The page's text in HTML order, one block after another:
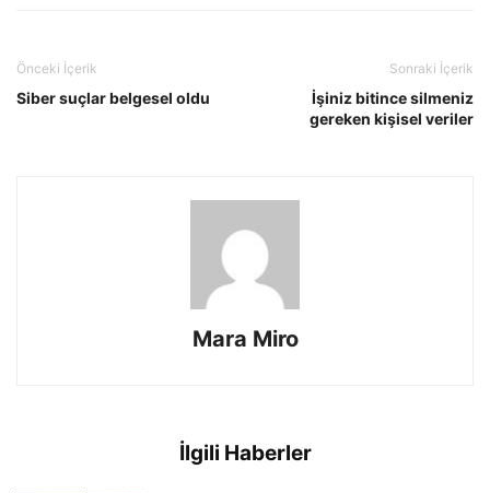
Önceki İçerik
Siber suçlar belgesel oldu
Sonraki İçerik
İşiniz bitince silmeniz
gereken kişisel veriler
Mara Miro
İlgili Haberler